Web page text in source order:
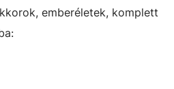
emberéletek, komplett